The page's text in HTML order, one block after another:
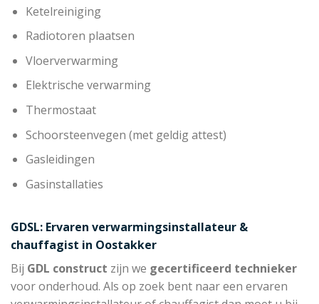
Ketelreiniging
Radiotoren plaatsen
Vloerverwarming
Elektrische verwarming
Thermostaat
Schoorsteenvegen (met geldig attest)
Gasleidingen
Gasinstallaties
GDSL: Ervaren verwarmingsinstallateur &
chauffagist in Oostakker
Bij GDL construct zijn we gecertificeerd technieker
voor onderhoud. Als op zoek bent naar een ervaren